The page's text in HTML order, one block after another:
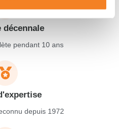
décennale
pendant 10 ans
depuis 1972